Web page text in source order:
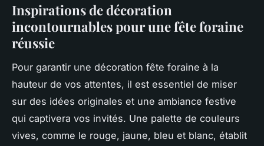
Inspirations de décoration
incontournables pour une fête foraine
réussie
Pour garantir une décoration fête foraine à la
hauteur de vos attentes, il est essentiel de miser
sur des idées originales et une ambiance festive
qui captivera vos invités. Une palette de couleurs
vives, comme le rouge, jaune, bleu et blanc, établit